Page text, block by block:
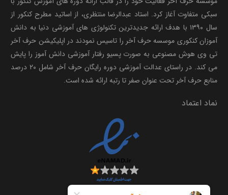
سبکی متفاوت آغاز کرد. استاد عبدالرضا منتظری، از اساتید مطرح کنکور از
سال ۱۳۹۰ با هدف ارائه جدیدترین تکنولوژی های آموزشی دنیا به دانش
آموزان کنکوری موسسه حرف آخر را تاسیس نمودند در اپلیکیشن حرف آخر
تی وی هوش مصنوعی به صورت پسیو رفتار آموزشی دانش آموز را پایش
می کند. در راستای عدالت آموزشی دوره رایگان حرف آخر شامل ۲۰ درصد
منابع حرف آخر تحت عنوان صفر تا رتبه ارائه شده است.
نماد اعتماد